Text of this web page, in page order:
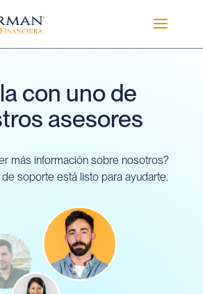
a
con uno de
asesores
más información sobre nosotros?
soporte está listo para ayudarte.